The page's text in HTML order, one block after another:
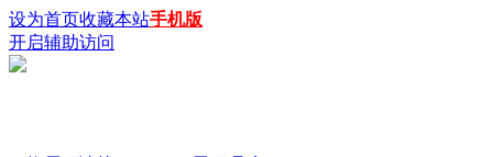
设为首页收藏本站手机版
开启辅助访问